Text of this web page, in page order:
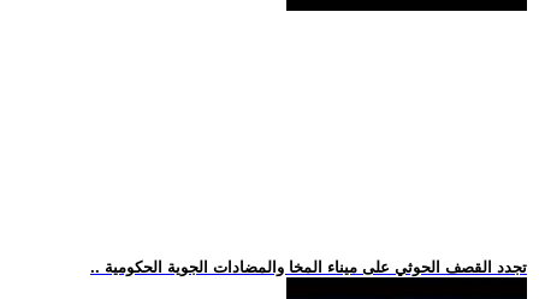
.. تجدد القصف الحوثي على ميناء المخا والمضادات الجوية الحكومية